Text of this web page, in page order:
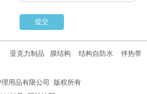
提交
亚克力制品 膜结构 结构自防水 伴热带
用品有限公司
版权所有